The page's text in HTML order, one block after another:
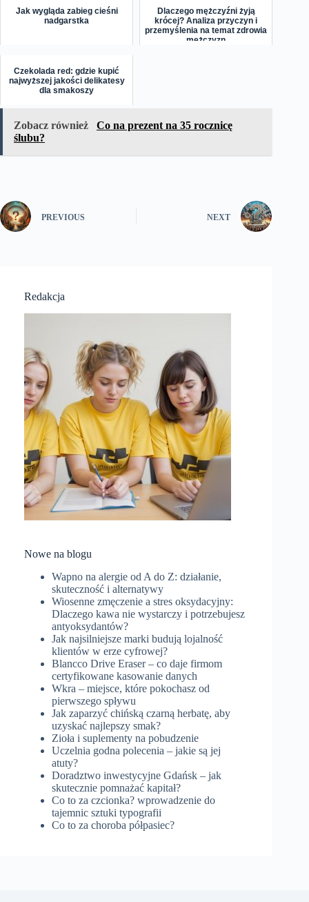
Jak wygląda zabieg cieśni
nadgarstka
Dlaczego mężczyźni żyją
krócej? Analiza przyczyn i
przemyślenia na temat zdrowia
mężczyzn
Czekolada red: gdzie kupić
najwyższej jakości delikatesy
dla smakoszy
Zobacz również
Co na prezent na 35 rocznicę
ślubu?
PREVIOUS NEXT
Redakcja
Nowe na blogu
Wapno na alergie od A do Z: działanie,
skuteczność i alternatywy
Wiosenne zmęczenie a stres oksydacyjny:
Dlaczego kawa nie wystarczy i potrzebujesz
antyoksydantów?
Jak najsilniejsze marki budują lojalność
klientów w erze cyfrowej?
Blancco Drive Eraser – co daje firmom
certyfikowane kasowanie danych
Wkra – miejsce, które pokochasz od
pierwszego spływu
Jak zaparzyć chińską czarną herbatę, aby
uzyskać najlepszy smak?
Zioła i suplementy na pobudzenie
Uczelnia godna polecenia – jakie są jej
atuty?
Doradztwo inwestycyjne Gdańsk – jak
skutecznie pomnażać kapitał?
Co to za czcionka? wprowadzenie do
tajemnic sztuki typografii
Co to za choroba półpasiec?